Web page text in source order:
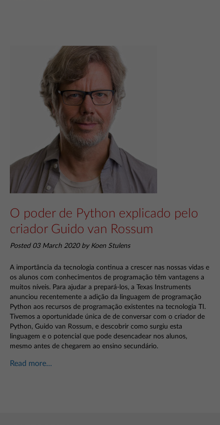
O poder de Python explicado pelo
criador Guido van Rossum
Posted 03 March 2020 by Koen Stulens
A importância da tecnologia continua a crescer nas nossas vidas e
os alunos com conhecimentos de programação têm vantagens a
muitos níveis. Para ajudar a prepará-los, a Texas Instruments
anunciou recentemente a adição da linguagem de programação
Python aos recursos de programação existentes na tecnologia TI.
Tivemos a oportunidade única de de conversar com o criador de
Python, Guido van Rossum, e descobrir como surgiu esta
linguagem e o potencial que pode desencadear nos alunos,
mesmo antes de chegarem ao ensino secundário.
Read more...